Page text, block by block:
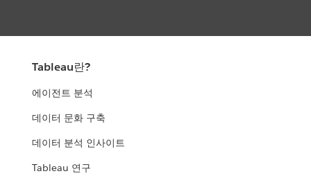
Tableau란?
에이전트 분석
데이터 문화 구축
데이터 분석 인사이트
Tableau 연구